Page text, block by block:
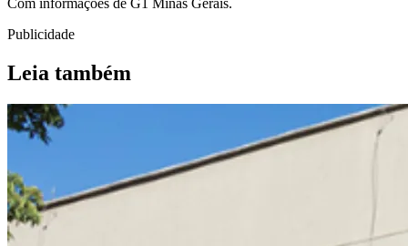
Publicidade
Leia também